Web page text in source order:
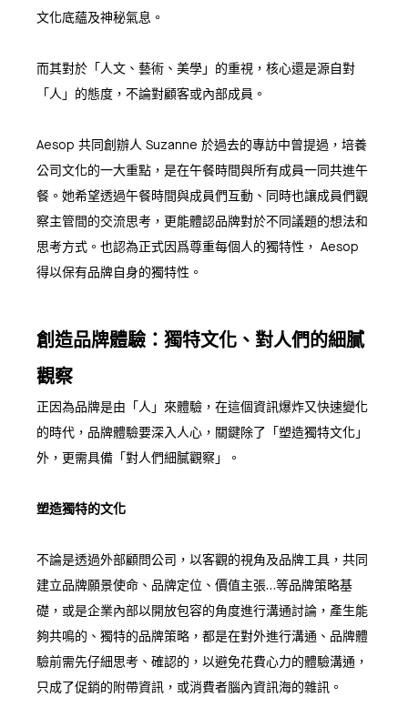
文化底蘊及神秘氣息。
而其對於「人文、藝術、美學」的重視，核心還是源自對
「人」的態度，不論對顧客或內部成員。
Aesop 共同創辦人 Suzanne 於過去的專訪中曾提過，培養
公司文化的一大重點，是在午餐時間與所有成員一同共進午
餐。她希望透過午餐時間與成員們互動、同時也讓成員們觀
察主管間的交流思考，更能體認品牌對於不同議題的想法和
思考方式。也認為正式因爲尊重每個人的獨特性， Aesop
得以保有品牌自身的獨特性。
創造品牌體驗：獨特文化、對人們的細膩
觀察
正因為品牌是由「人」來體驗，在這個資訊爆炸又快速變化
的時代，品牌體驗要深入人心，關鍵除了「塑造獨特文化」
外，更需具備「對人們細膩觀察」。
塑造獨特的文化
不論是透過外部顧問公司，以客觀的視角及品牌工具，共同
建立品牌願景使命、品牌定位、價值主張…等品牌策略基
礎，或是企業內部以開放包容的角度進行溝通討論，產生能
夠共鳴的、獨特的品牌策略，都是在對外進行溝通、品牌體
驗前需先仔細思考、確認的，以避免花費心力的體驗溝通，
只成了促銷的附帶資訊，或消費者腦內資訊海的雜訊。